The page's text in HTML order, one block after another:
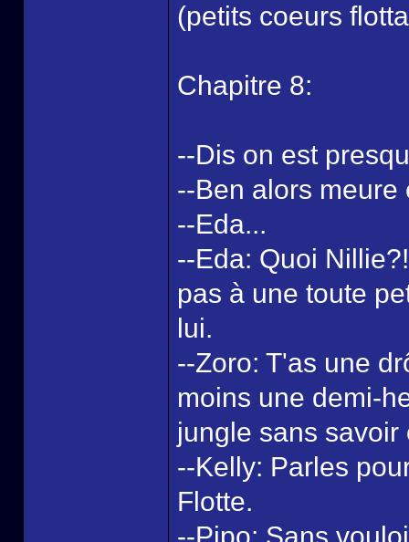
(petits coeurs
Chapitre 8:
--Dis on est
--Ben alors meure
--Eda...
--Eda: Quoi
pas à une toute
lui.
--Zoro: T'as une
moins une demi-
jungle sans savoir
--Kelly: Parles
Flotte.